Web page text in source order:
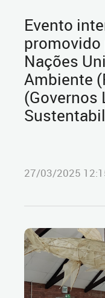
Evento
promovido
Nações
Ambiente
(Governos
27/03/2025